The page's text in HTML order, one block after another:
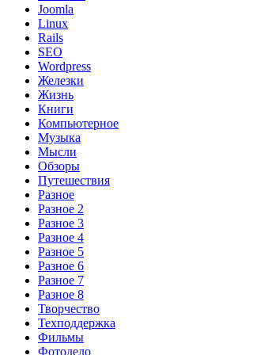
Joomla
Linux
Rails
SEO
Wordpress
Железки
Жизнь
Книги
Компьютерное
Музыка
Мысли
Обзоры
Путешествия
Разное
Разное 2
Разное 3
Разное 4
Разное 5
Разное 6
Разное 7
Разное 8
Творчество
Техподдержка
Фильмы
Фотодело